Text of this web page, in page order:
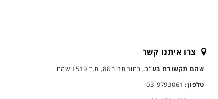
צרו איתנו קשר
שהם תקשורת בע"מ, רחוב תבור 88, ת.ד 1519 שהם
טלפון:03-9793061